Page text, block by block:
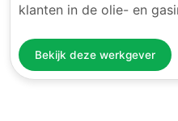
klanten in de olie- en
Bekijk deze werkgever